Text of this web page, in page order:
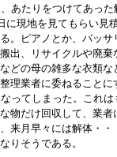
あたりをつけてあっ
現地を見てもらい見
。ピアノとか、バッ
出、リサイクルや廃
どの母の雑多な衣類
理業者に委ねること
ってしまった。これ
物だけ回収して、業
来月早々には解体・
りそうである。